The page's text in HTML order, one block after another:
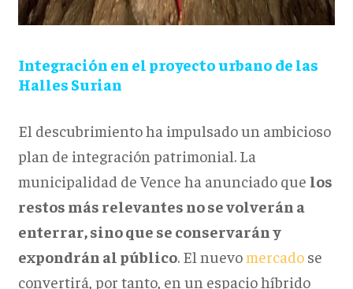
Integración en el proyecto urbano de las
Halles Surian
El descubrimiento ha impulsado un ambicioso
plan de integración patrimonial. La
municipalidad de Vence ha anunciado que los
restos más relevantes no se volverán a
enterrar, sino que se conservarán y
expondrán al público. El nuevomercadose
convertirá, por tanto, en un espacio híbrido